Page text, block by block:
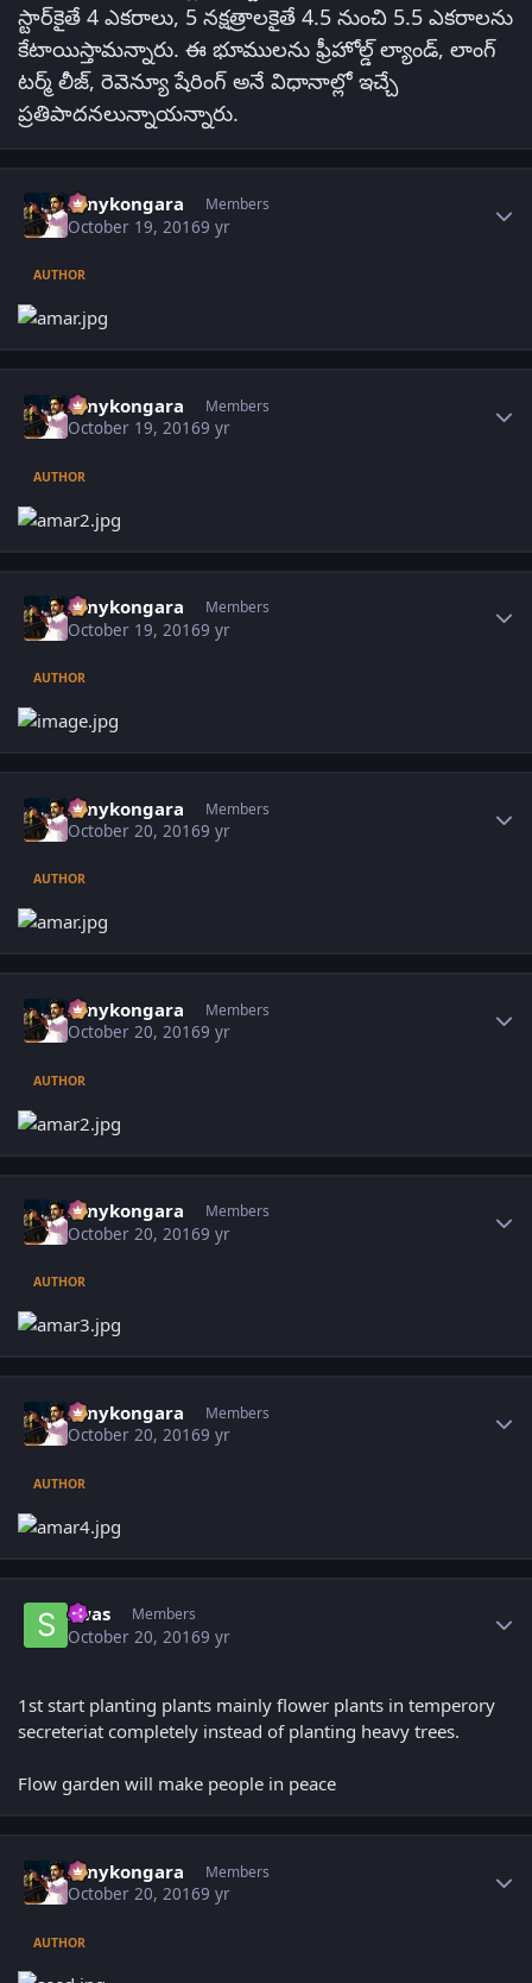
స్టార్‌కైతే 4 ఎకరాలు, 5 నక్షత్రాలకైతే 4.5 నుంచి 5.5 ఎకరాలను
కేటాయిస్తామన్నారు. ఈ భూములను ఫ్రీహోల్డ్‌ ల్యాండ్‌, లాంగ్‌
టర్మ్‌ లీజ్‌, రెవెన్యూ షేరింగ్‌ అనే విధానాల్లో ఇచ్చే
ప్రతిపాదనలున్నాయన్నారు.
sonykongara Members
October 19, 20169 yr
AUTHOR
sonykongara Members
October 19, 20169 yr
AUTHOR
sonykongara Members
October 19, 20169 yr
AUTHOR
sonykongara Members
October 20, 20169 yr
AUTHOR
sonykongara Members
October 20, 20169 yr
AUTHOR
sonykongara Members
October 20, 20169 yr
AUTHOR
sonykongara Members
October 20, 20169 yr
AUTHOR
swas Members
October 20, 20169 yr
1st start planting plants mainly flower plants in temperory
secreteriat completely instead of planting heavy trees.
Flow garden will make people in peace
sonykongara Members
October 20, 20169 yr
AUTHOR